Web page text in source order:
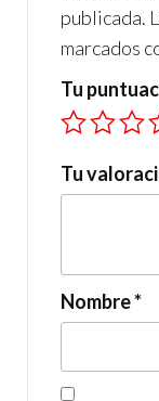
publicada.
marcados
Tu
Tu
Nombre*